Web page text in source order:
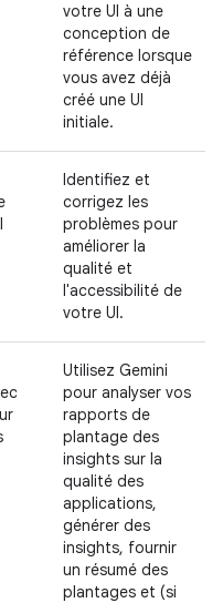
votre UI à une
conception de
référence lorsque
vous avez déjà
créé une UI
initiale.
Identifiez et
corrigez les
problèmes pour
améliorer la
qualité et
l'accessibilité de
votre UI.
Utilisez Gemini
pour analyser vos
rapports de
plantage des
insights sur la
qualité des
applications,
générer des
insights, fournir
un résumé des
plantages et (si